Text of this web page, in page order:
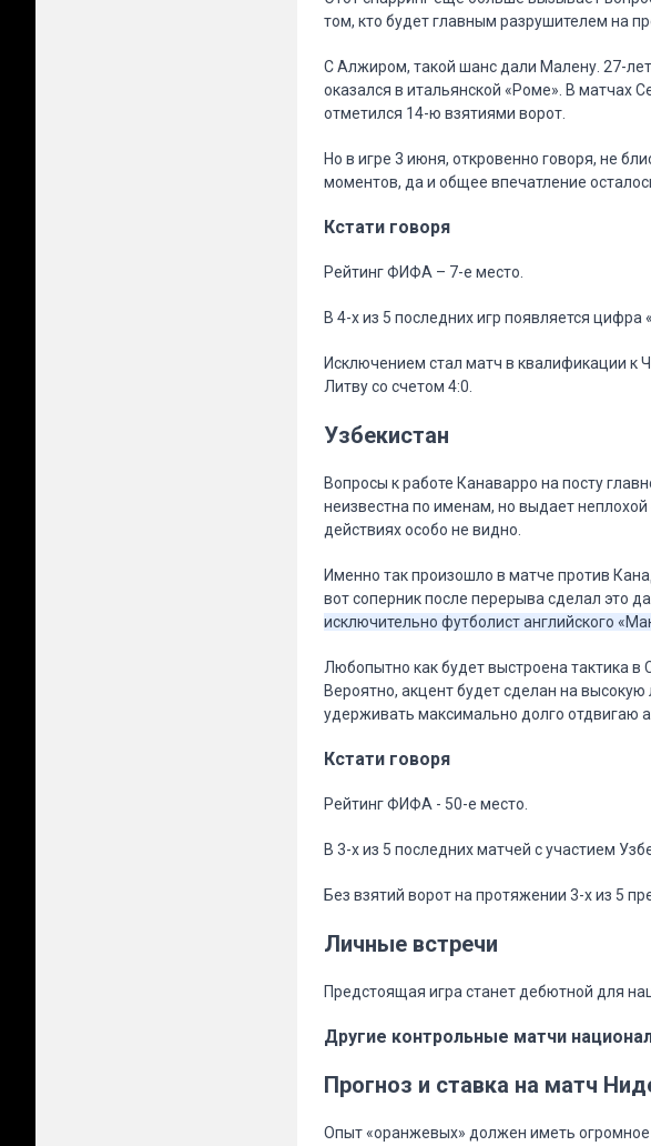
том, кто будет главным разрушителем на
С Алжиром, такой шанс дали Малену. 27-
оказался в итальянской «Роме». В матчах
отметился 14-ю взятиями ворот.
Но в игре 3 июня, откровенно говоря, не
моментов, да и общее впечатление
Кстати говоря
Рейтинг ФИФА – 7-е место.
В 4-х из 5 последних игр появляется цифра
Исключением стал матч в квалификации к
Литву со счетом 4:0.
Узбекистан
Вопросы к работе Канаварро на посту
неизвестна по именам, но выдает неплохой
действиях особо не видно.
Именно так произошло в матче против
вот соперник после перерыва сделал это
исключительно футболист английского
Любопытно как будет выстроена тактика в
Вероятно, акцент будет сделан на
удерживать максимально долго отдвигаю
Кстати говоря
Рейтинг ФИФА - 50-е место.
В 3-х из 5 последних матчей с участием
Без взятий ворот на протяжении 3-х из 5
Личные встречи
Предстоящая игра станет дебютной для
Другие контрольные матчи
Прогноз и ставка на матч
Опыт «оранжевых» должен иметь огромное